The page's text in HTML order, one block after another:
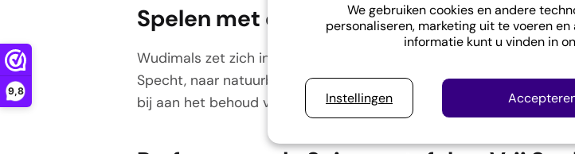
9,8
We gebruiken cookies en andere
personaliseren, marketing uit te voeren
informatie kunt u vinden in
Instellingen
Spelen met een Missie: Goed voor Kind
Wudimals zet zich in voor kinderen én de planeet. Daarom gaat
Specht, naar natuurbeschermingsprojecten. Zo kies je niet alleen
bij aan het behoud van de mooie plekken waar deze bosdieren